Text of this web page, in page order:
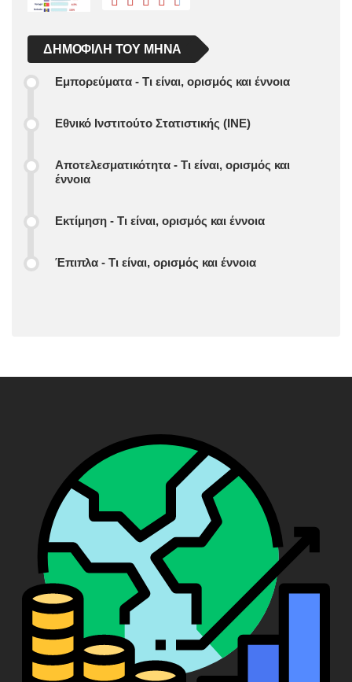
ΔΗΜΟΦΙΛΉ ΤΟΥ ΜΉΝΑ
Εμπορεύματα - Τι είναι, ορισμός και έννοια
Εθνικό Ινστιτούτο Στατιστικής (ΙΝΕ)
Αποτελεσματικότητα - Τι είναι, ορισμός και
έννοια
Εκτίμηση - Τι είναι, ορισμός και έννοια
Έπιπλα - Τι είναι, ορισμός και έννοια